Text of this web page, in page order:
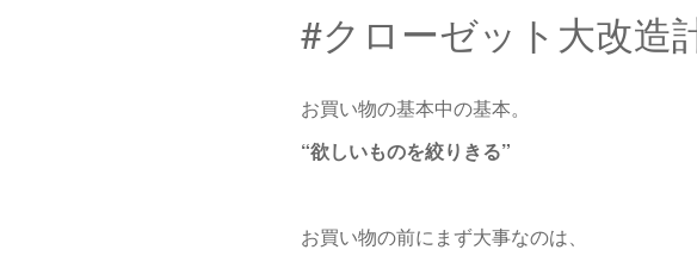
#クローゼット大改造
お買い物の基本中の基本。
“欲しいものを絞りきる”
お買い物の前にまず大事なのは、